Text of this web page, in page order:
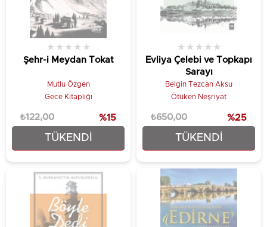
TÜKENDI
Şehr-i Meydan Tokat
★ ★ ★ ★ ★
Mutlu Özgen
Gece Kitaplığı
₺103,70
₺122,00 %15
TÜKENDI
Evliya Çelebi ve Topkapı
Sarayı
★ ★ ★ ★ ★
Belgin Tezcan Aksu
Ötüken Neşriyat
₺487,50
₺650,00 %25